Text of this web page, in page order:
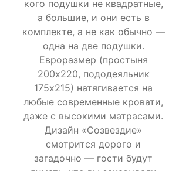
кого подушки не квадратные,
а большие, и они есть в
комплекте, а не как обычно —
одна на две подушки.
Евроразмер (простыня
200х220, пододеяльник
175х215) натягивается на
любые современные кровати,
даже с высокими матрасами.
Дизайн «Созвездие»
смотрится дорого и
загадочно — гости будут